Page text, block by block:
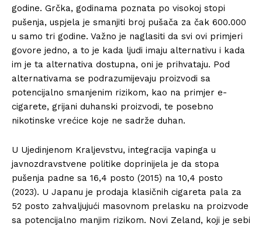
godine. Grčka, godinama poznata po visokoj stopi
pušenja, uspjela je smanjiti broj pušača za čak 600.000
u samo tri godine. Važno je naglasiti da svi ovi primjeri
govore jedno, a to je kada ljudi imaju alternativu i kada
im je ta alternativa dostupna, oni je prihvataju. Pod
alternativama se podrazumijevaju proizvodi sa
potencijalno smanjenim rizikom, kao na primjer e-
cigarete, grijani duhanski proizvodi, te posebno
nikotinske vrećice koje ne sadrže duhan.
U Ujedinjenom Kraljevstvu, integracija vapinga u
javnozdravstvene politike doprinijela je da stopa
pušenja padne sa 16,4 posto (2015) na 10,4 posto
(2023). U Japanu je prodaja klasičnih cigareta pala za
52 posto zahvaljujući masovnom prelasku na proizvode
sa potencijalno manjim rizikom. Novi Zeland, koji je sebi